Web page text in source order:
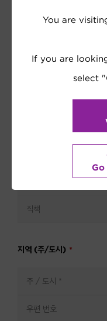
You are
If you are
select
Go